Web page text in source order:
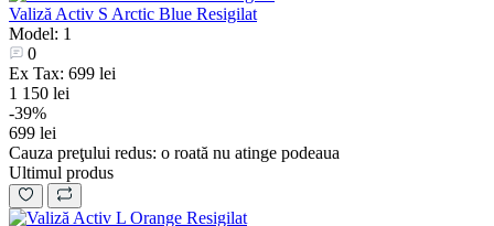
Valiză Activ S Arctic Blue Resigilat
Model: 1
0
Ex Tax: 699 lei
1 150 lei
-39%
699 lei
Cauza preţului redus: o roată nu atinge podeaua
Ultimul produs